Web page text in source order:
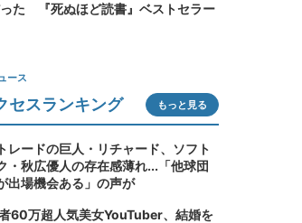
た 『死ぬほど読書』ベストセラー
ース
セスランキング もっと見る
レードの巨人・リチャード、ソフト
・秋広優人の存在感薄れ...「他球団
出場機会ある」の声が
60万超人気美女YouTuber、結婚を